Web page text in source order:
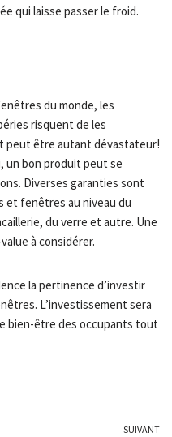
qui laisse passer le froid.
du monde, les
risquent de les
peut être autant dévastateur!
un bon produit peut se
Diverses garanties sont
et fenêtres au niveau du
du verre et autre. Une
à considérer.
la pertinence d’investir
L’investissement sera
bien-être des occupants tout
SUIVANT